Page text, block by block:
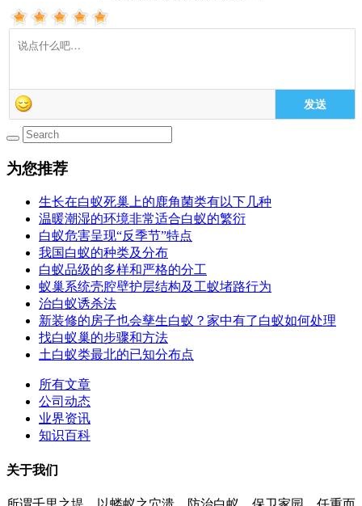
发送
为您推荐
生长在白蚁死巢上的鹿角菌类有以下几种
温暖潮湿的环境非常适合白蚁的繁衍
白蚁危害呈现“反季节”特点
我国白蚁的种类及分布
白蚁品级的多样和严格的分工
蚁巢系统壳腔壁护层结构及工蚁堵路行为
治白蚁诱杀法
新装修的房子也会孳生白蚁？家中有了白蚁如何处理
找白蚁巢的步骤和方法
土白蚁类最北的已知分布点
所有文章
公司动态
业界资讯
知识百科
关于我们